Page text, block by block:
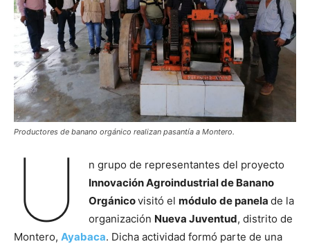
Productores de banano orgánico realizan pasantía a Montero.
U
n grupo de representantes del proyecto
Innovación Agroindustrial de Banano
Orgánicovisitó el módulo de panela de la
organización Nueva Juventud, distrito de
Montero, Ayabaca. Dicha actividad formó parte de una